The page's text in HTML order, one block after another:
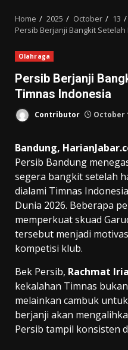
Home 2025 October
13
Persib Berjanji Bangkit
Olahraga
Persib Berjanji
Timnas Indonesia
Contributor October
Bandung,
Persib Bandung
segera bangkit setelah
dialami Timnas
Dunia 2026. Beberapa
memperkuat skuad
tersebut menjadi
kompetisi klub.
Bek Persib, Rachmat
kekalahan Timnas
melainkan cambuk
berjanji akan
Persib tampil konsisten